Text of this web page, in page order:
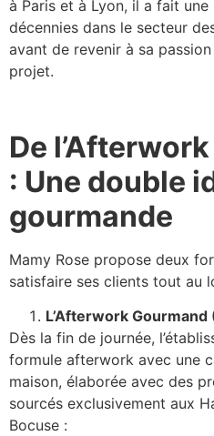
à Paris et à Lyon, il a fait
décennies dans le secteur
avant de revenir à sa
projet.
De
: Une double
gourmande
Mamy Rose propose deux
satisfaire ses clients tout au
L’Afterwork
Dès la fin de journée,
formule afterwork avec une
maison, élaborée avec des
sourcés exclusivement aux
Bocuse :